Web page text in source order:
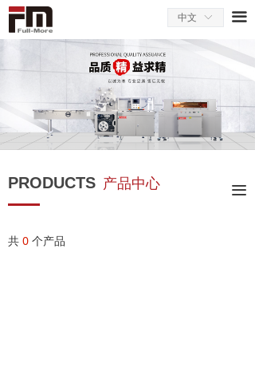
ꀅ
中文 끀
PRODUCTS 产品中心 끀
共 0 个产品